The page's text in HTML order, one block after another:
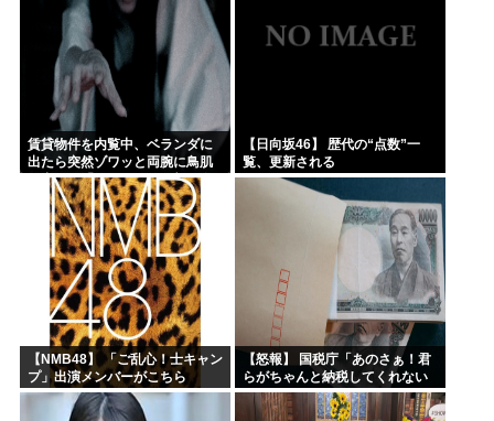
賃貸物件を内覧中、ベランダに
出たら突然ゾワッと両腕に鳥肌
が出た。「やっぱりこの部屋嫌
だ」と思った瞬間、体が前にド
ンッと突き飛ばされて…
【日向坂46】 歴代の“点数”一
覧、更新される
【NMB48】 「ご乱心！士キャン
プ」出演メンバーがこちら
【怒報】 国税庁「あのさぁ！君
らがちゃんと納税してくれない
とこうなっちゃうけどどうす
る？！」←これw w w w w w w w